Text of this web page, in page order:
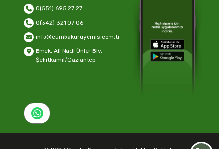
0(551) 695 27 27
0(342) 321 07 06
info@cumbakuruyemis.com.tr
Emek, Ali Nadi Ünler Blv.
Şehitkamil/Gaziantep